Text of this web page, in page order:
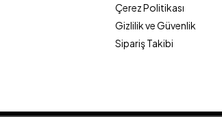
Çerez Politikası
Gizlilik ve Güvenlik
Sipariş Takibi